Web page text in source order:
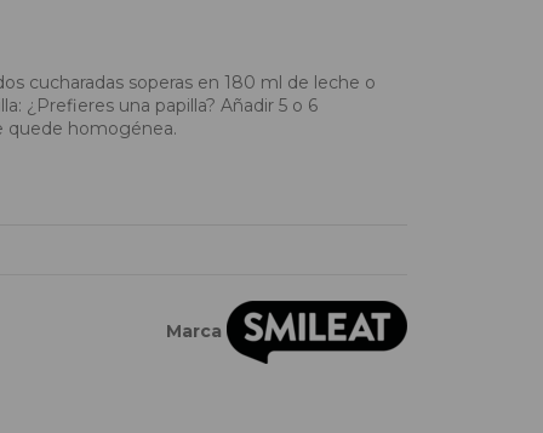
cucharadas soperas en 180 ml de leche o
¿Prefieres una papilla? Añadir 5 o 6
quede homogénea.
Marca